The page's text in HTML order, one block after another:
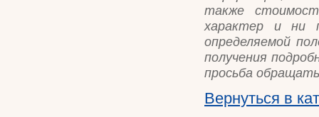
также
характер и ни
определяемой
получения
просьба
Вернуться в